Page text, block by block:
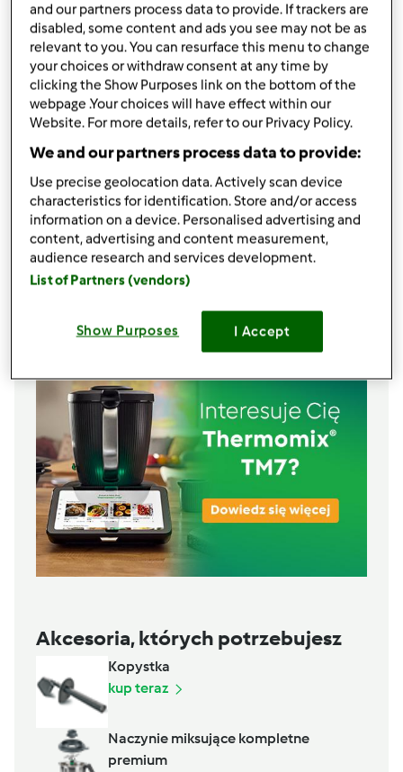
Składniki
Ciasto
120gramówmleka badz wody, jak kto woli
1szczypta soli
250gramówmąki
25gramówoleju z oliwek
Nadzienie
pietruszka , posiekana
cukinie pokrojone na plasterki (wg dlugosci)
ser zòlty, niezbyt miekki ( np. salami)
Lista zakupów
Akcesoria, których potrzebujesz
Kopystka
kup teraz
Naczynie miksujące kompletne
premium
and our partners process data to provide. If trackers are
disabled, some content and ads you see may not be as
relevant to you. You can resurface this menu to change
your choices or withdraw consent at any time by
clicking the Show Purposes link on the bottom of the
webpage .Your choices will have effect within our
Website. For more details, refer to our Privacy Policy.
We and our partners process data to provide:
Use precise geolocation data. Actively scan device
characteristics for identification. Store and/or access
information on a device. Personalised advertising and
content, advertising and content measurement,
audience research and services development.
List of Partners (vendors)
Show Purposes I Accept